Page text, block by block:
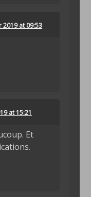
2019 at 09:53
at 15:21
Et